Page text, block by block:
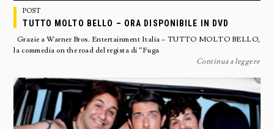
POST
TUTTO MOLTO BELLO – ORA DISPONIBILE IN DVD
Grazie a Warner Bros. Entertainment Italia – TUTTO MOLTO BELLO,
la commedia on the road del regista di “Fuga
Continua a leggere